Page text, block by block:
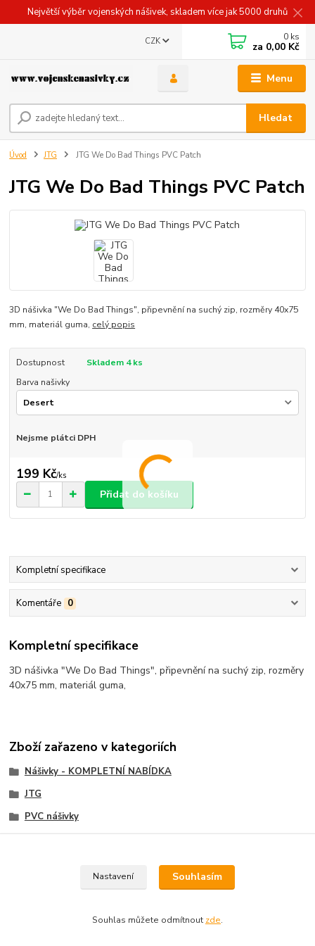
Největší výběr vojenských nášivek, skladem více jak 5000 druhů
Menu
CZK
Hledat
0 ks
za 0,00 Kč
Úvod JTG JTG We Do Bad Things PVC Patch
JTG We Do Bad Things PVC Patch
3D nášivka "We Do Bad Things", připevnění na suchý zip, rozměry 40x75
mm, materiál guma, celý popis
Dostupnost
Skladem 4 ks
Barva našivky
Nejsme plátci DPH
199 Kč/ks
Přidat do košíku
Kompletní specifikace
Komentáře 0
Kompletní specifikace
3D nášivka "We Do Bad Things", připevnění na suchý zip, rozměry
40x75 mm, materiál guma,
Zboží zařazeno v kategoriích
Nášivky - KOMPLETNÍ NABÍDKA
JTG
PVC nášivky
Nastavení Souhlasím
Souhlas můžete odmítnout zde.